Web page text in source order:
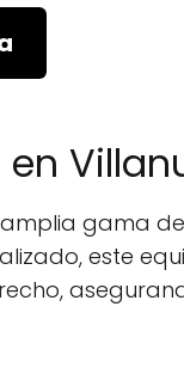
gama
este